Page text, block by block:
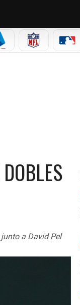
A NFL MLB
a David Pel